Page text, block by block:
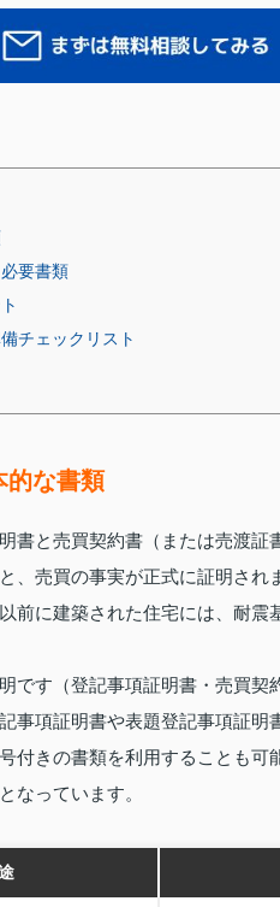
要書類
チェックリスト
的な書類
書と売買契約書（または売渡証
、売買の事実が正式に証明され
前に建築された住宅には、耐
です（登記事項証明書・売買契
事項証明書や表題登記事項証明
付きの書類を利用することも可
なっています。